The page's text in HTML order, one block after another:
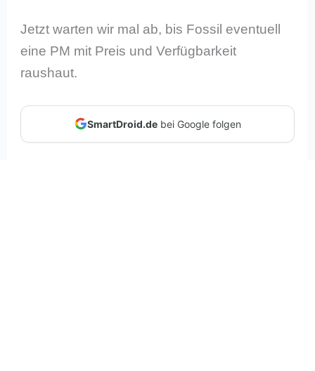
Jetzt warten wir mal ab, bis Fossil eventuell
eine PM mit Preis und Verfügbarkeit
raushaut.
SmartDroid.debei Google folgen